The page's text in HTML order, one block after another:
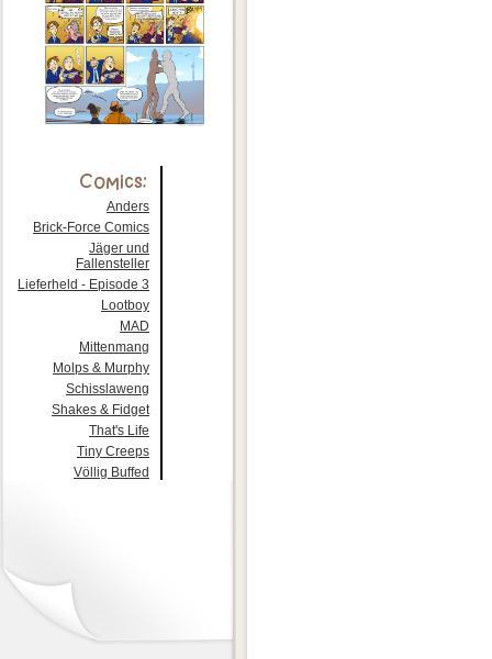
Anders
Brick-Force Comics
Jäger und
Fallensteller
Lieferheld - Episode 3
Lootboy
MAD
Mittenmang
Molps & Murphy
Schisslaweng
Shakes & Fidget
That's Life
Tiny Creeps
Völlig Buffed